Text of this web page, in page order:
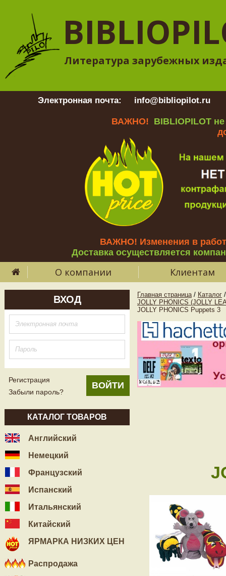
Литература зарубежных
Электронная почта: info@bibliopilot.ru
ВАЖНО! BIBLIOPILOT
ВАЖНО! Изменения в
Доставка осуществляется
О компании Клиентам
ВХОД
Регистрация
Забыли пароль?
КАТАЛОГ ТОВАРОВ
Английский
Немецкий
Французский
Испанский
Итальянский
Китайский
ЯРМАРКА НИЗКИХ ЦЕН
Распродажа
Главная страница / Каталог /
JOLLY PHONICS (JOLLY
JOLLY PHONICS Puppets 3